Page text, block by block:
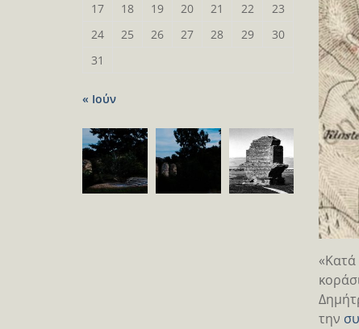
«Κατά
την
17
18 19 20 21 22
23
24
25 26 27 28 29
30
31
« Ιούν